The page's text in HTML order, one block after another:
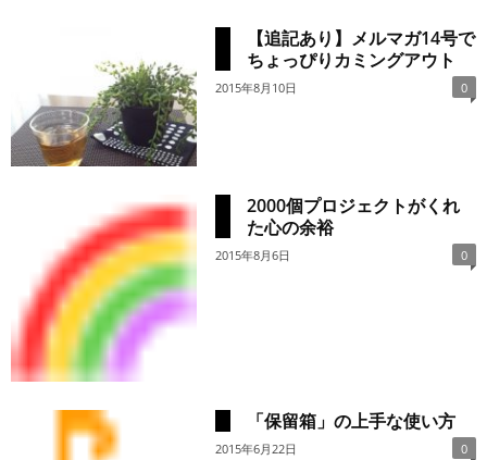
【追記あり】メルマガ14号で
ちょっぴりカミングアウト
2015年8月10日 0
2000個プロジェクトがくれ
た心の余裕
2015年8月6日 0
「保留箱」の上手な使い方
2015年6月22日 0